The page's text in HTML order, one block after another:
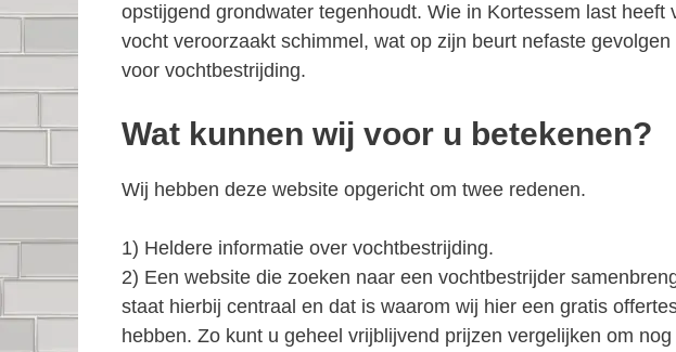
opstijgend grondwater tegenhoudt. Wie in Kortessem last
vocht veroorzaakt schimmel, wat op zijn beurt nefaste
voor vochtbestrijding.
Wat kunnen wij voor u betekenen?
Wij hebben deze website opgericht om twee redenen.
1) Heldere informatie over vochtbestrijding.
2) Een website die zoeken naar een vochtbestrijder
staat hierbij centraal en dat is waarom wij hier een gratis
hebben. Zo kunt u geheel vrijblijvend prijzen vergelijken om